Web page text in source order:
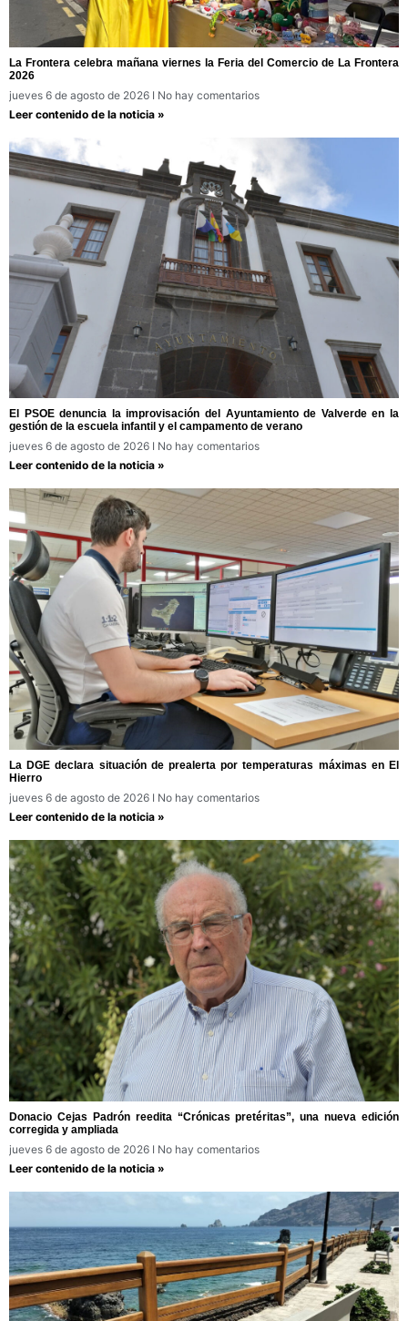
La Frontera celebra mañana viernes la Feria del Comercio de La Frontera
2026
jueves 6 de agosto de 2026
No hay comentarios
Leer contenido de la noticia »
El PSOE denuncia la improvisación del Ayuntamiento de Valverde en la
gestión de la escuela infantil y el campamento de verano
jueves 6 de agosto de 2026
No hay comentarios
Leer contenido de la noticia »
La DGE declara situación de prealerta por temperaturas máximas en El
Hierro
jueves 6 de agosto de 2026
No hay comentarios
Leer contenido de la noticia »
Donacio Cejas Padrón reedita “Crónicas pretéritas”, una nueva edición
corregida y ampliada
jueves 6 de agosto de 2026
No hay comentarios
Leer contenido de la noticia »